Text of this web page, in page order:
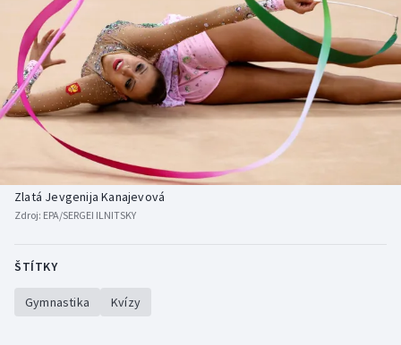
Cyklistika
DALŠÍ SPORTY
Americký fotbal
Baseball a softbal
Basketbal
Biatlon
Boby a skeleton
Box
NEPŘEHLÉDNĚTE
Soutěže
Historické návraty
Aplikace ČT sport
AZ kvíz
Zlatá Jevgenija Kanajevová
Zdroj: EPA/SERGEI ILNITSKY
ŠTÍTKY
Gymnastika Kvízy